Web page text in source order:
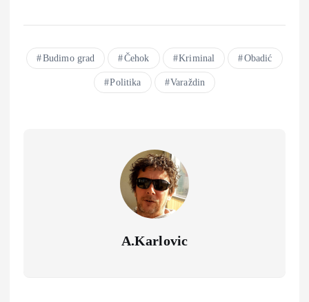
Budimo grad Čehok Kriminal Obadić
Politika Varaždin
A.Karlovic